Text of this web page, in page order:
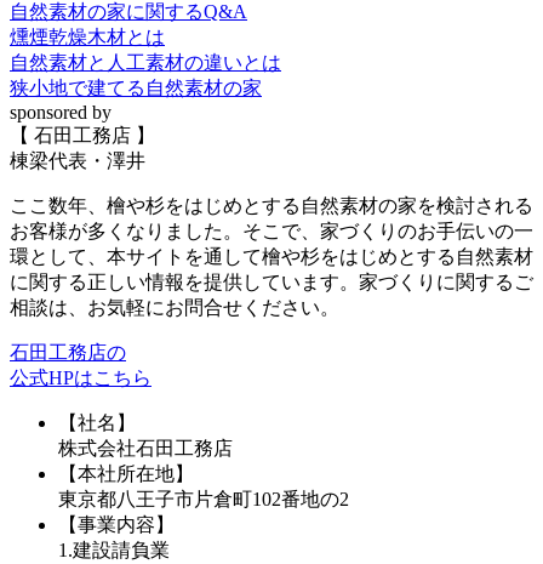
自然素材の家に関するQ&A
燻煙乾燥木材とは
自然素材と人工素材の違いとは
狭小地で建てる自然素材の家
sponsored by
【 石田工務店 】
棟梁代表・澤井
ここ数年、 檜や杉をはじめとする自然素材の家を検討される
お客様が多くなりました。そこで、家づくりのお手伝いの一
環として、本サイトを通して檜や杉をはじめとする自然素材
に関する正しい情報を提供しています。家づくりに関するご
相談は、お気軽にお問合せください。
石田工務店の
公式HPはこちら
【社名】
株式会社石田工務店
【本社所在地】
東京都八王子市片倉町102番地の2
【事業内容】
1.建設請負業